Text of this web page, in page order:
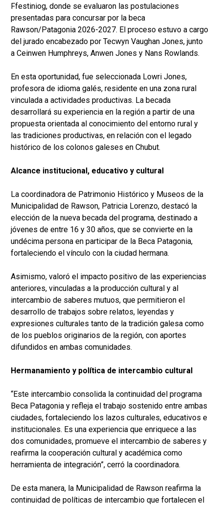
Ffestiniog, donde se evaluaron las postulaciones
presentadas para concursar por la beca
Rawson/Patagonia 2026-2027. El proceso estuvo a cargo
del jurado encabezado por Tecwyn Vaughan Jones, junto
a Ceinwen Humphreys, Anwen Jones y Nans Rowlands.
En esta oportunidad, fue seleccionada Lowri Jones,
profesora de idioma galés, residente en una zona rural
vinculada a actividades productivas. La becada
desarrollará su experiencia en la región a partir de una
propuesta orientada al conocimiento del entorno rural y
las tradiciones productivas, en relación con el legado
histórico de los colonos galeses en Chubut.
Alcance institucional, educativo y cultural
La coordinadora de Patrimonio Histórico y Museos de la
Municipalidad de Rawson, Patricia Lorenzo, destacó la
elección de la nueva becada del programa, destinado a
jóvenes de entre 16 y 30 años, que se convierte en la
undécima persona en participar de la Beca Patagonia,
fortaleciendo el vínculo con la ciudad hermana.
Asimismo, valoró el impacto positivo de las experiencias
anteriores, vinculadas a la producción cultural y al
intercambio de saberes mutuos, que permitieron el
desarrollo de trabajos sobre relatos, leyendas y
expresiones culturales tanto de la tradición galesa como
de los pueblos originarios de la región, con aportes
difundidos en ambas comunidades.
Hermanamiento y política de intercambio cultural
“Este intercambio consolida la continuidad del programa
Beca Patagonia y refleja el trabajo sostenido entre ambas
ciudades, fortaleciendo los lazos culturales, educativos e
institucionales. Es una experiencia que enriquece a las
dos comunidades, promueve el intercambio de saberes y
reafirma la cooperación cultural y académica como
herramienta de integración”, cerró la coordinadora.
De esta manera, la Municipalidad de Rawson reafirma la
continuidad de políticas de intercambio que fortalecen el